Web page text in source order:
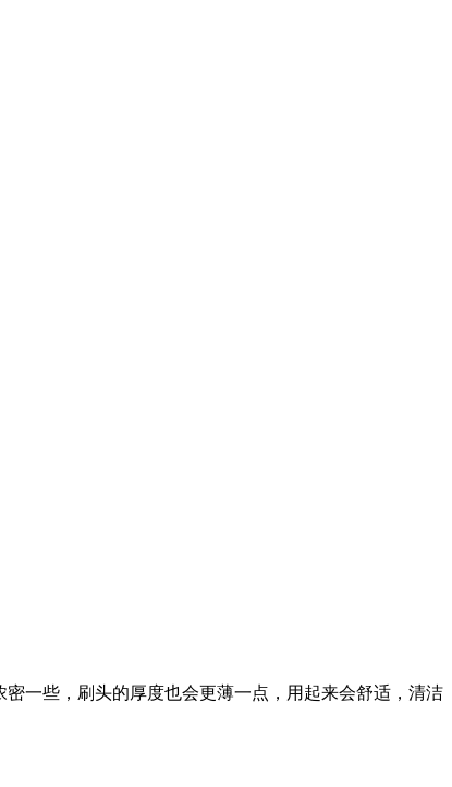
一些，刷头的厚度也会更薄一点，用起来会舒适，清洁